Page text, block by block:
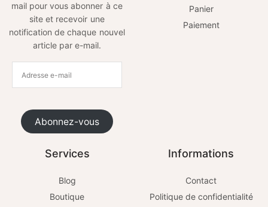
mail pour vous abonner à ce
site et recevoir une
notification de chaque nouvel
article par e-mail.
Abonnez-vous
Panier
Paiement
Services
Blog
Boutique
Informations
Contact
Politique de confidentialité